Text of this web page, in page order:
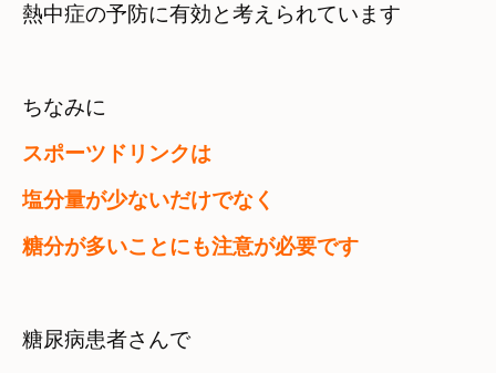
熱中症の予防に有効と考えられています
ちなみに
スポーツドリンクは
塩分量が少ないだけでなく
糖分が多いことにも注意が必要です
糖尿病患者さんで